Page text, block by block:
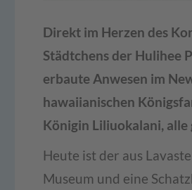
Direkt im Herzen des
Städtchens der Hulihee
erbaute Anwesen im
hawaiianischen
Königin Liliuokalani,
Heute ist der aus
Museum und eine